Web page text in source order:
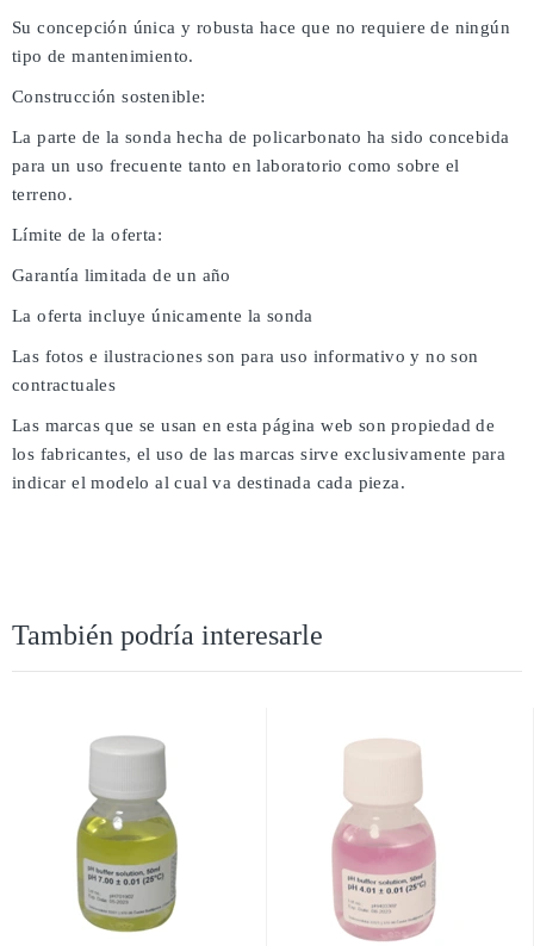
Su concepción única y robusta hace que no requiere de ningún
tipo de mantenimiento.
Construcción sostenible:
La parte de la sonda hecha de policarbonato ha sido concebida
para un uso frecuente tanto en laboratorio como sobre el
terreno.
Límite de la oferta:
Garantía limitada de un año
La oferta incluye únicamente la sonda
Las fotos e ilustraciones son para uso informativo y no son
contractuales
Las marcas que se usan en esta página web son propiedad de
los fabricantes, el uso de las marcas sirve exclusivamente para
indicar el modelo al cual va destinada cada pieza.
También podría interesarle